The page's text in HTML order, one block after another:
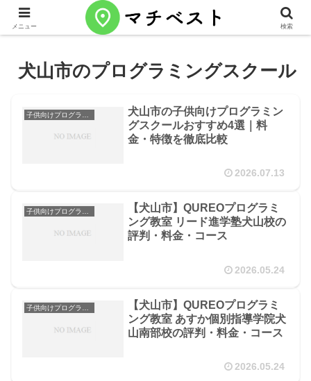
犬山市のプログラミングスクール
犬山市の子供向けプログラミン
グスクールおすすめ4選｜料
金・特徴を徹底比較
2026.07.13
【犬山市】QUREOプログラミ
ング教室 リード進学塾犬山校の
評判・料金・コース
2026.05.24
【犬山市】QUREOプログラミ
ング教室 あすか個別指導学院犬
山南部校の評判・料金・コース
2026.05.24
メニュー 検索